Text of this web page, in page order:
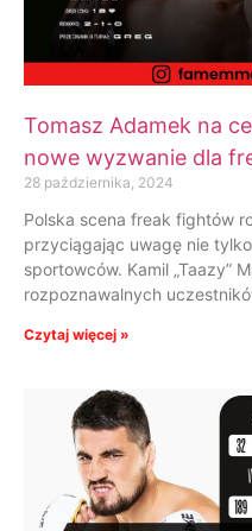
Tomasz Adamek na
nowe wyzwanie dla
28 października, 2024
Polska scena freak fightów
przyciągając uwagę nie
sportowców. Kamil „Taazy”
rozpoznawalnych
Czytaj więcej »